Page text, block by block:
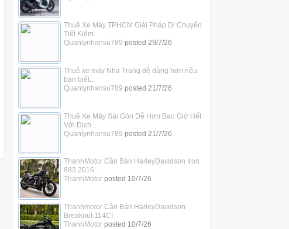
Thuê Xe Máy TPHCM Giải Pháp Di Chuyển
Tiết Kiệm
Quanlynhansu789 posted 29/7/26
Thuê xe máy Nha Trang dễ dàng hơn nếu
bạn biết...
Quanlynhansu789 posted 21/7/26
Thuê Xe Máy Sài Gòn Dễ Hơn Bao Giờ Hết
Với Dịch...
Quanlynhansu789 posted 21/7/26
ThanhMotor Cần Bán HarleyDavidson Iron
883 2016...
ThanhMotorposted 10/7/26
Thanhmotor Cần Bán HarleyDavidson
Breakout 114CI
ThanhMotorposted 10/7/26